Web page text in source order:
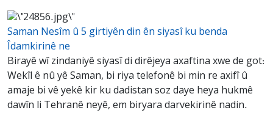
Saman Nesîm û 5 girtiyên din ên siyasî ku benda
Îdamkirinê ne
Birayê wî zindaniyê siyasî di dirêjeya axaftina xwe de got:
Wekîl ê nû yê Saman, bi riya telefonê bi min re axifî û
amaje bi vê yekê kir ku dadistan soz daye heya hukmê
dawîn li Tehranê neyê, em biryara darvekirinê nadin.